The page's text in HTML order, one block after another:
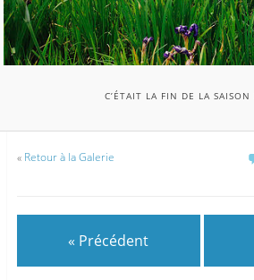
C’ÉTAIT LA FIN DE LA SAISON
« Retour à la Galerie
« Précédent